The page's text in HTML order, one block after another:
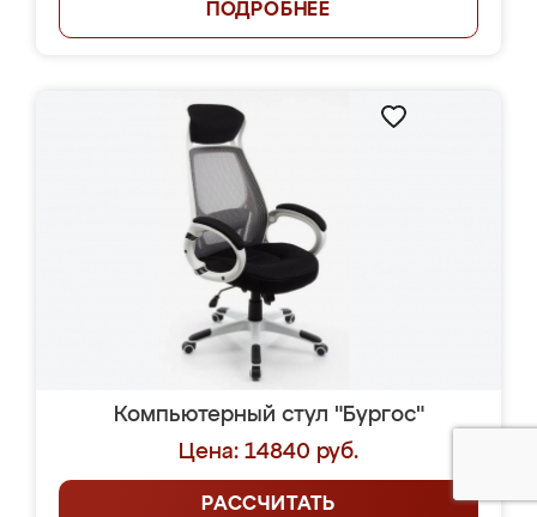
ПОДРОБНЕЕ
Компьютерный стул "Бургос"
Цена: 14840 руб.
РАССЧИТАТЬ